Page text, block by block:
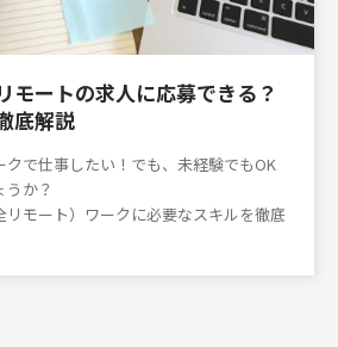
モートの求人に応募できる？
底解説
で仕事したい！でも、未経験でもOK
か？
リモート）ワークに必要なスキルを徹底